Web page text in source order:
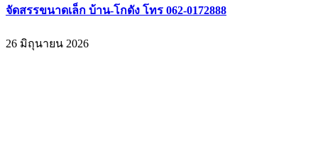
จัดสรรขนาดเล็ก บ้าน-โกดัง โทร 062-0172888
26 มิถุนายน 2026